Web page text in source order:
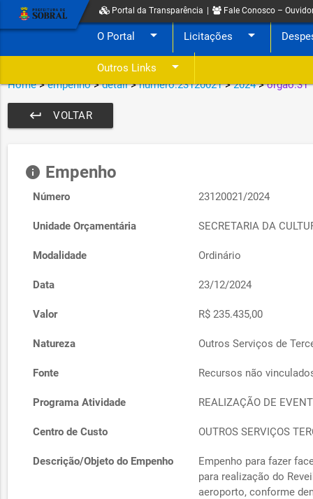
Portal da Transparência Fale Conosco –
O Portal arrow_drop_down Licitações arrow_drop_down
Outros Links arrow_drop_down
Home>empenho>detail>numero:23120021>2024>orgao:31
VOLTAR
keyboard_return
info Empenho
Número 23120021/2024
Unidade Orçamentária SECRETARIA DA
Modalidade Ordinário
Data 23/12/2024
Valor R$ 235.435,00
Natureza Outros Serviços de
Fonte Recursos não
Programa Atividade REALIZAÇÃO DE
Centro de Custo OUTROS SERVIÇOS
Descrição/Objeto do Empenho
Empenho para fazer
para realização do
aeroporto, conforme